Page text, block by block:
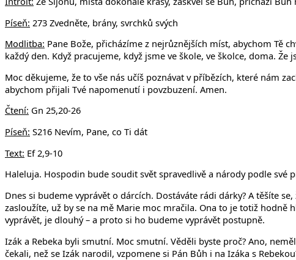
Píseň: 273 Zvedněte, brány, svrchků svých
Modlitba: Pane Bože, přicházíme z nejrůznějších míst, abychom Tě
každý den. Když pracujeme, když jsme ve škole, ve školce, doma.
Moc děkujeme, že to vše nás učíš poznávat v příbězích, které nám
abychom přijali Tvé napomenutí i povzbuzení. Amen.
Čtení: Gn 25,20-26
Píseň: S216 Nevím, Pane, co Ti dát
Text: Ef 2,9-10
Haleluja. Hospodin bude soudit svět spravedlivě a národy podle své
Dnes si budeme vyprávět o dárcích. Dostáváte rádi dárky? A těšíte
zasloužíte, už by se na mě Marie moc mračila. Ona to je totiž
vyprávět, je dlouhý – a proto si ho budeme vyprávět postupně.
Izák a Rebeka byli smutní. Moc smutní. Věděli byste proč? Ano,
čekali, než se Izák narodil, vzpomene si Pán Bůh i na Izáka s